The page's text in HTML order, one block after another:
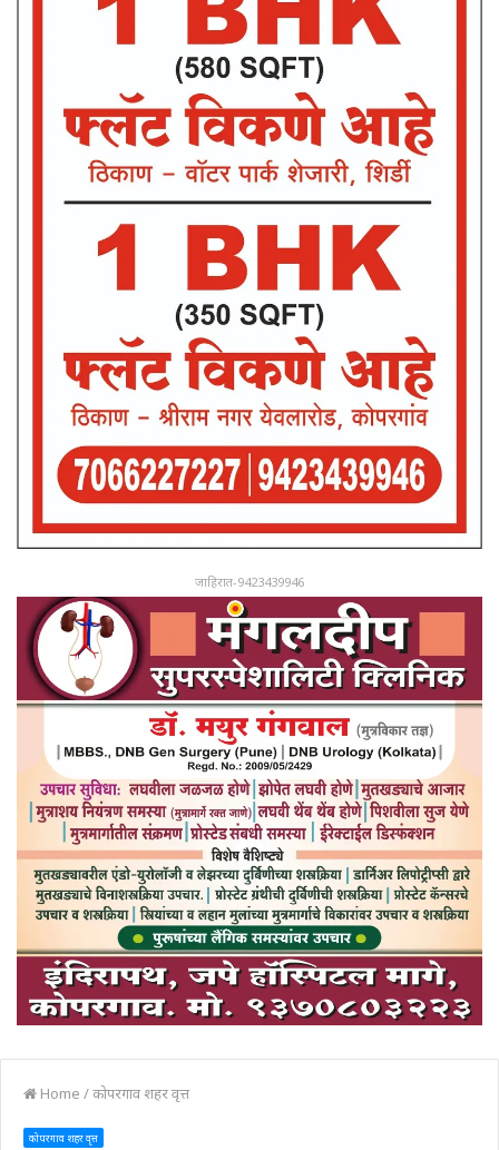
जाहिरात-9423439946
Home /कोपरगाव शहर वृत्त
कोपरगाव शहर वृत्त